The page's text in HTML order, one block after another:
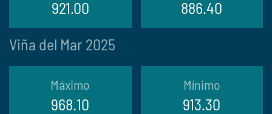
921.00
886.40
Viña del Mar 2025
Máximo
968.10
Mínimo
913.30